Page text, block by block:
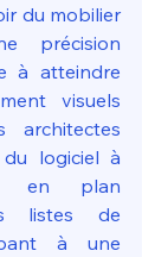
du mobilier
précision
à atteindre
visuels
architectes
logiciel à
en plan
listes de
à une